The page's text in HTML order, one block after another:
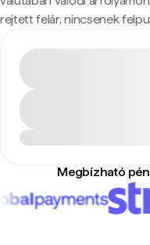
rejtett felár, nincsenek
Megbízható